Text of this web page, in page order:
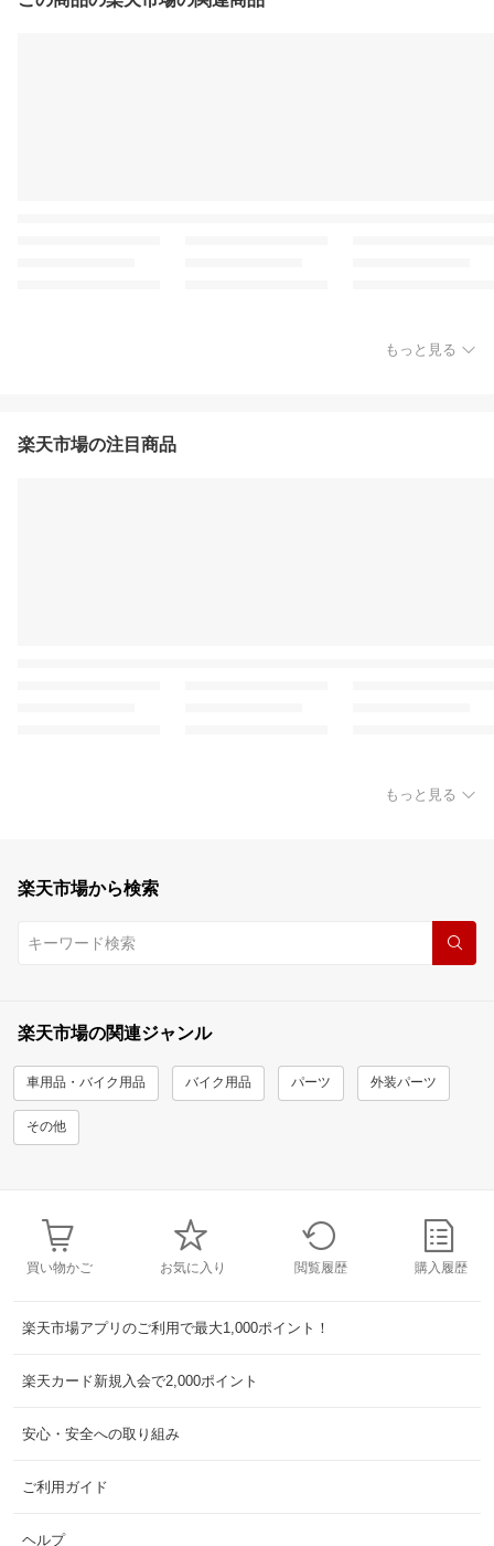
もっと見る
楽天市場の注目商品
もっと見る
楽天市場から検索
楽天市場の関連ジャンル
車用品・バイク用品 バイク用品 パーツ 外装パーツ
その他
買い物かご お気に入り 閲覧履歴 購入履歴
楽天市場アプリのご利用で最大1,000ポイント！
楽天カード新規入会で2,000ポイント
安心・安全への取り組み
ご利用ガイド
ヘルプ